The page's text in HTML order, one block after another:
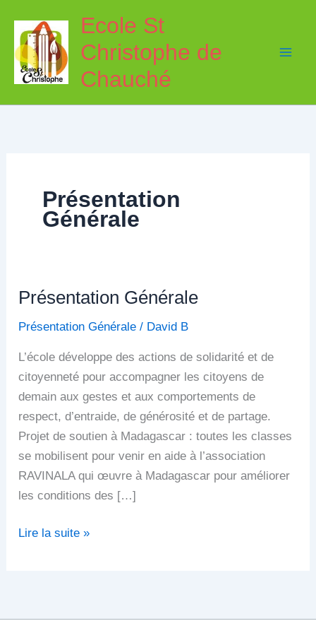
contenu
Ecole St
Christophe de
Chauché
Présentation
Générale
Présentation Générale
Présentation Générale / David B
L’école développe des actions de solidarité et de
citoyenneté pour accompagner les citoyens de
demain aux gestes et aux comportements de
respect, d’entraide, de générosité et de partage.
Projet de soutien à Madagascar : toutes les classes
se mobilisent pour venir en aide à l’association
RAVINALA qui œuvre à Madagascar pour améliorer
les conditions des […]
Présentation
Lire la suite »